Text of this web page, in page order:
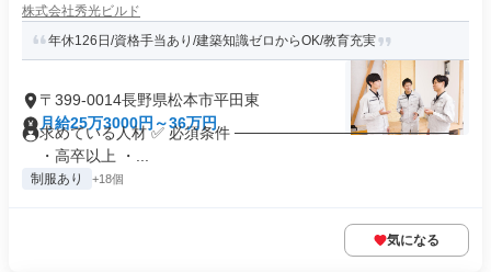
株式会社秀光ビルド
年休126日/資格手当あり/建築知識ゼロからOK/教育充実
〒399-0014長野県松本市平田東
月給25万3000円～36万円
求めている人材 ✅ 必須条件 ────────────────────
・高卒以上 ・...
制服あり +18個
気になる